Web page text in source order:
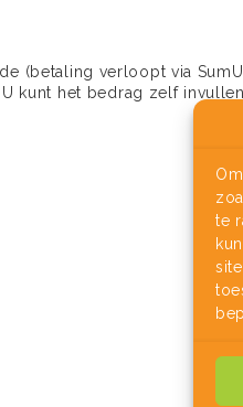
te
(betaling verloopt via
kunt het bedrag zelf